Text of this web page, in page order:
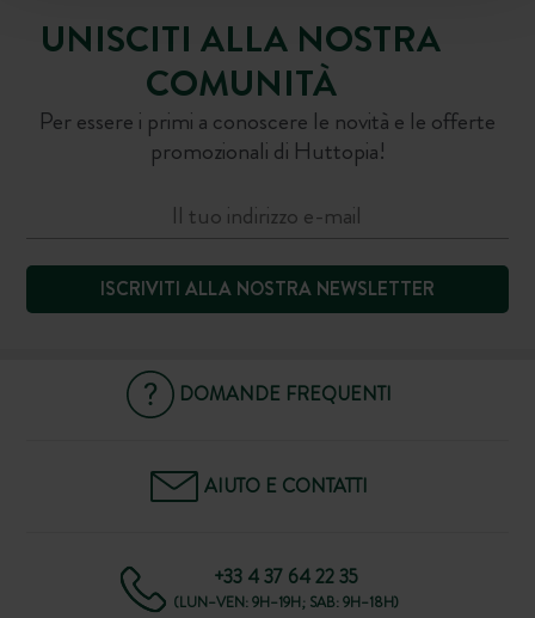
UNISCITI ALLA NOSTRA
COMUNITÀ
Per essere i primi a conoscere le novità e le offerte
promozionali di Huttopia!
ISCRIVITI ALLA NOSTRA NEWSLETTER
DOMANDE FREQUENTI
AIUTO E CONTATTI
+33 4 37 64 22 35
(LUN–VEN: 9H–19H; SAB: 9H–18H)